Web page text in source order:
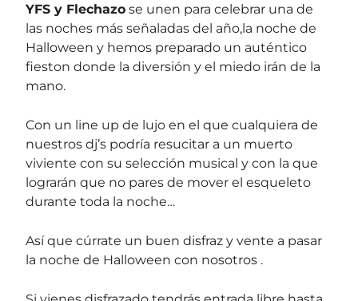
YFS y Flechazo se unen para celebrar una de
las noches más señaladas del año,la noche de
Halloween y hemos preparado un auténtico
fieston donde la diversión y el miedo irán de la
mano.
Con un line up de lujo en el que cualquiera de
nuestros dj’s podría resucitar a un muerto
viviente con su selección musical y con la que
lograrán que no pares de mover el esqueleto
durante toda la noche…
Así que cúrrate un buen disfraz y vente a pasar
la noche de Halloween con nosotros .